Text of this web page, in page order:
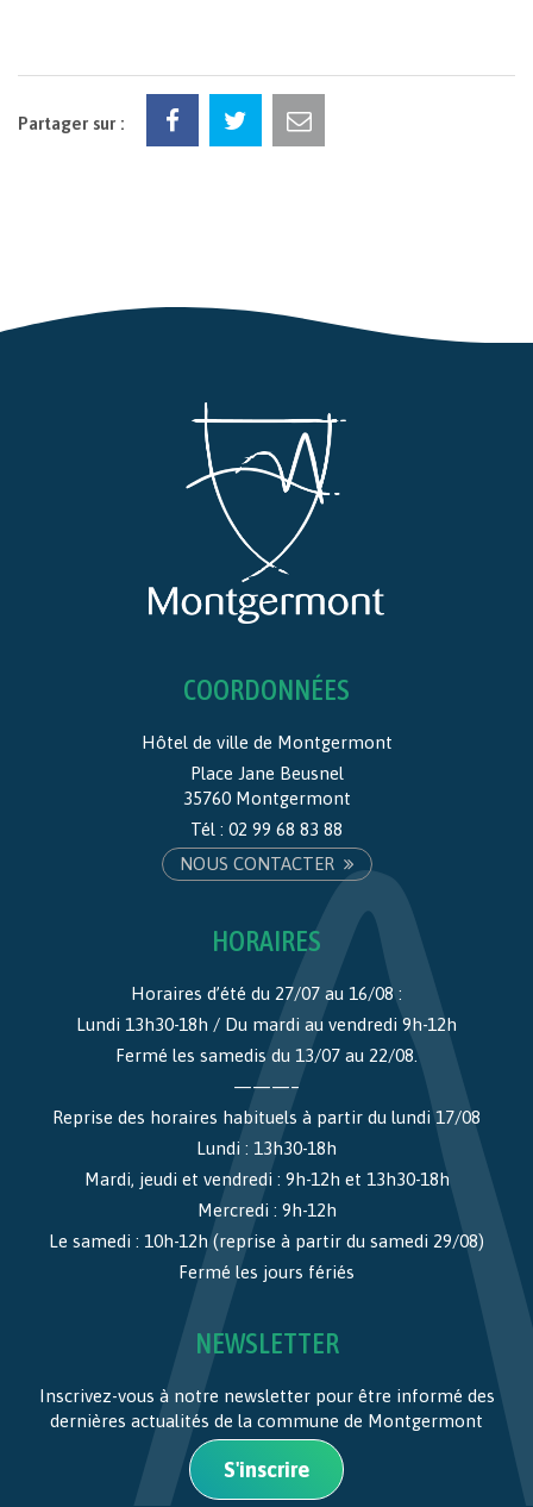
Partager sur :
COORDONNÉES
Hôtel de ville de Montgermont
Place Jane Beusnel
35760 Montgermont
Tél : 02 99 68 83 88
NOUS CONTACTER
HORAIRES
Horaires d’été du 27/07 au 16/08 :
Lundi 13h30-18h / Du mardi au vendredi 9h-12h
Fermé les samedis du 13/07 au 22/08.
———–
Reprise des horaires habituels à partir du lundi 17/08
Lundi : 13h30-18h
Mardi, jeudi et vendredi : 9h-12h et 13h30-18h
Mercredi : 9h-12h
Le samedi : 10h-12h (reprise à partir du samedi 29/08)
Fermé les jours fériés
NEWSLETTER
Inscrivez-vous à notre newsletter pour être informé des
dernières actualités de la commune de Montgermont
S'inscrire